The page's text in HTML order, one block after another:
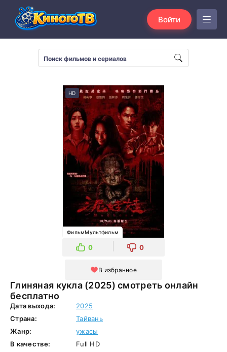
Войти
Глиняная кукла (2025) смотреть онлайн
бесплатно
HD
ФильмМультфильм
0 0
В избранное
Дата выхода:
2025
Страна:
Тайвань
Жанр:
ужасы
В качестве:
Full HD